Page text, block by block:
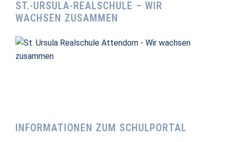
ST.-URSULA-REALSCHULE – WIR
WACHSEN ZUSAMMEN
INFORMATIONEN ZUM SCHULPORTAL